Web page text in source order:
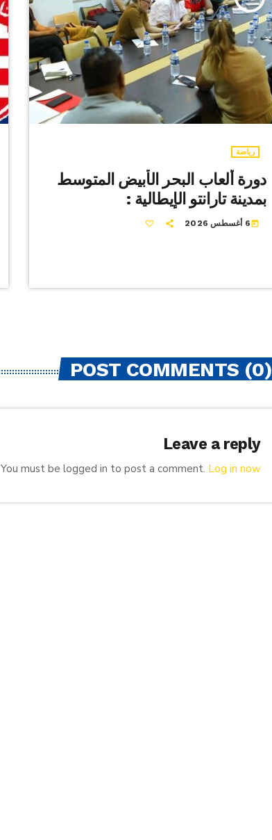
رياضة
دورة ألعاب البحر الأبيض المتوسط
بمدينة تارانتو الإيطالية :
today6 أغسطس 2026
POST COMMENTS (0)
Leave a reply
You must be logged in to post a comment. Log in now